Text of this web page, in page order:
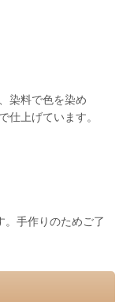
染料で色を染め
仕上げています。
手作りのためご了